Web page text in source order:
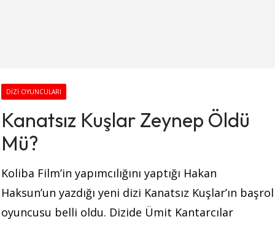
DIZI OYUNCULARI
Kanatsız Kuşlar Zeynep Öldü
Mü?
Koliba Film’in yapımcılığını yaptığı Hakan
Haksun’un yazdığı yeni dizi Kanatsız Kuşlar’ın başrol
oyuncusu belli oldu. Dizide Ümit Kantarcılar